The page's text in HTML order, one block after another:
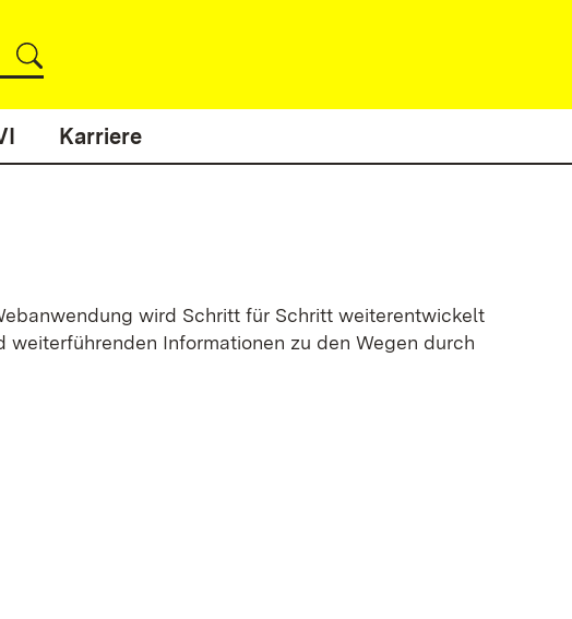
Karriere
wird Schritt für Schritt weiterentwickelt
Informationen zu den Wegen durch